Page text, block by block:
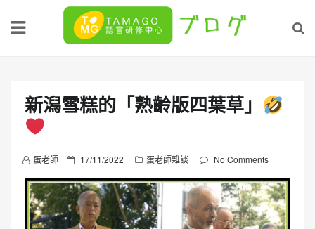
新潟雪糕的「熟齡版四葉草」
蛋老師
P
o
s
t
e
17/11/2022 蛋老師雜談 No Comments